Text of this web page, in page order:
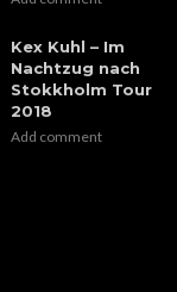
Kex Kuhl – Im
Nachtzug nach
Stokkholm Tour
2018
Add comment